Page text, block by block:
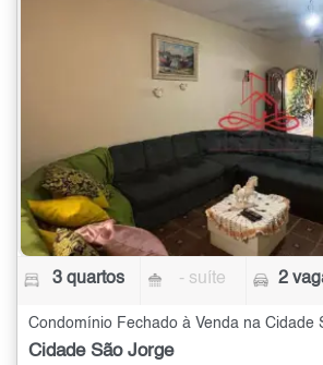
3 quartos - suíte 2
Cidade São Jorge